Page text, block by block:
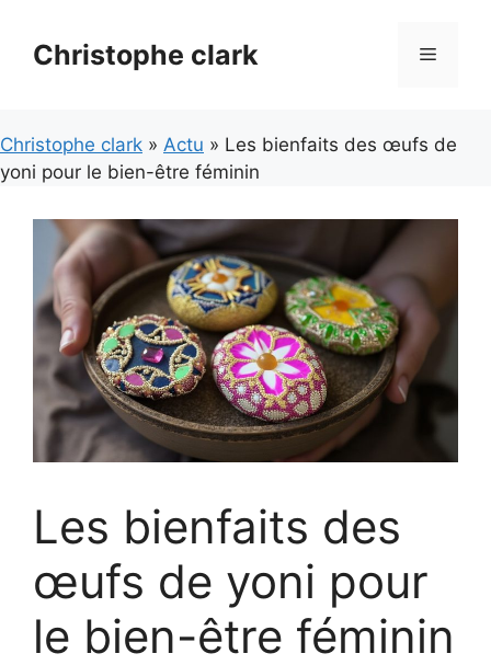
contenuChristophe clark Menu
Christophe clark » Actu » Les bienfaits des œufs de
yoni pour le bien-être féminin
Les bienfaits des
œufs de yoni pour
le bien-être féminin